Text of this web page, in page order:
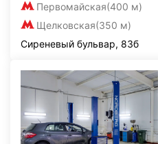
Первомайская(400 м)
Щелковская(350 м)
Сиреневый бульвар, 83б